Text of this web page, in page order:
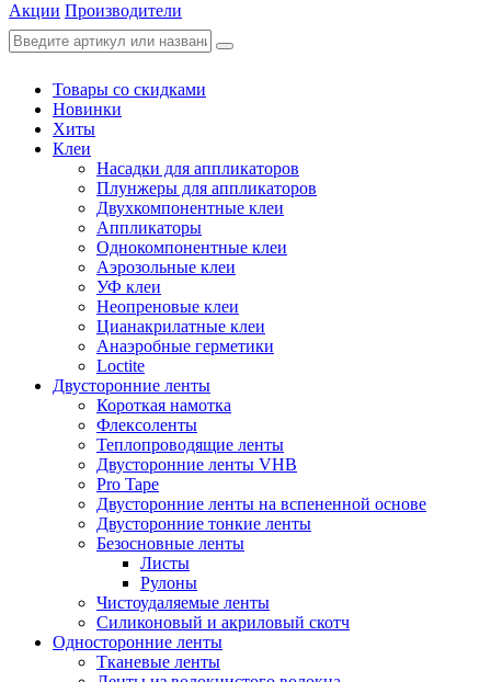
Акции Производители
Товары со скидками
Новинки
Хиты
Клеи
Насадки для аппликаторов
Плунжеры для аппликаторов
Двухкомпонентные клеи
Аппликаторы
Однокомпонентные клеи
Аэрозольные клеи
УФ клеи
Неопреновые клеи
Цианакрилатные клеи
Анаэробные герметики
Loctite
Двусторонние ленты
Короткая намотка
Флексоленты
Теплопроводящие ленты
Двусторонние ленты VHB
Pro Tape
Двусторонние ленты на вспененной основе
Двусторонние тонкие ленты
Безосновные ленты
Листы
Рулоны
Чистоудаляемые ленты
Силиконовый и акриловый скотч
Односторонние ленты
Тканевые ленты